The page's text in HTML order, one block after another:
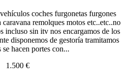
coches furgonetas furgones
remolques motos etc..etc..no
incluso sin itv nos encargamos de los
disponemos de gestoría tramitamos
se hacen portes con...
1.500 €